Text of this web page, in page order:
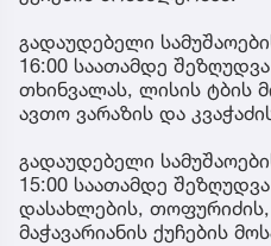
გადაუდებელი
16:00 საათამდე
თხინვალას, ლისის ტბის
ავთო ვარაზის და
გადაუდებელი
15:00 საათამდე
დასახლების,
მაჭავარიანის ქუჩების